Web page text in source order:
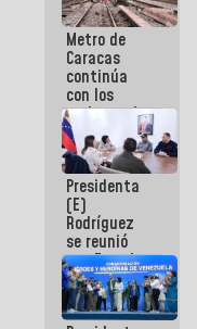
Metro de
Caracas
continúa
con los
trabajos de
mantenimiento
e inspección
en la Línea 2
Presidenta
(E)
Rodríguez
se reunió
con Estado
Mayor
Eléctrico
para